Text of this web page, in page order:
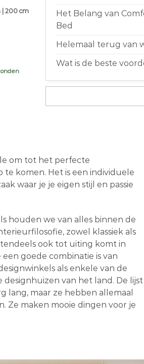
| 200 cm
Het Belang van
Bed
Helemaal terug van
Wat is de beste
om tot het perfecte
komen. Het is een individuele
waar je je eigen stijl en passie
houden we van alles binnen de
zowel klassiek als
ook tot uiting komt in
een goede combinatie is van
als enkele van de
designhuizen van het land. De lijst
lang, maar ze hebben allemaal
Ze maken mooie dingen voor je